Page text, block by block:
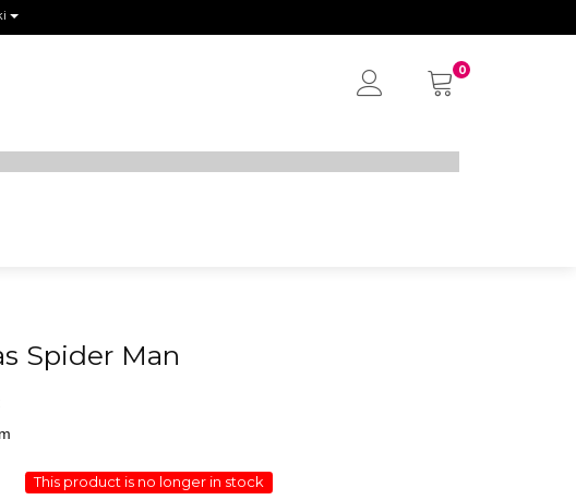
0
Spider Man
This product is no longer in stock